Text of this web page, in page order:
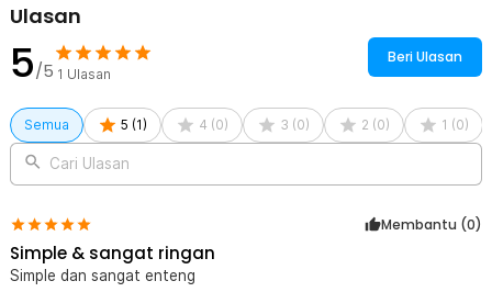
Ulasan
5/5 1 Ulasan
Beri Ulasan
Semua 5 (1 ) 4 (0) 3 (0) 2 (0) 1 (0)
Cari Ulasan
Membantu (0)
Simple & sangat ringan
Simple dan sangat enteng